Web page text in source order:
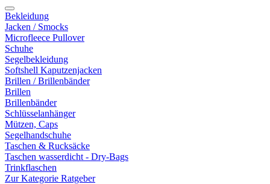
Bekleidung
Jacken / Smocks
Microfleece Pullover
Schuhe
Segelbekleidung
Softshell Kaputzenjacken
Brillen / Brillenbänder
Brillen
Brillenbänder
Schlüsselanhänger
Mützen, Caps
Segelhandschuhe
Taschen & Rucksäcke
Taschen wasserdicht - Dry-Bags
Trinkflaschen
Zur Kategorie Ratgeber